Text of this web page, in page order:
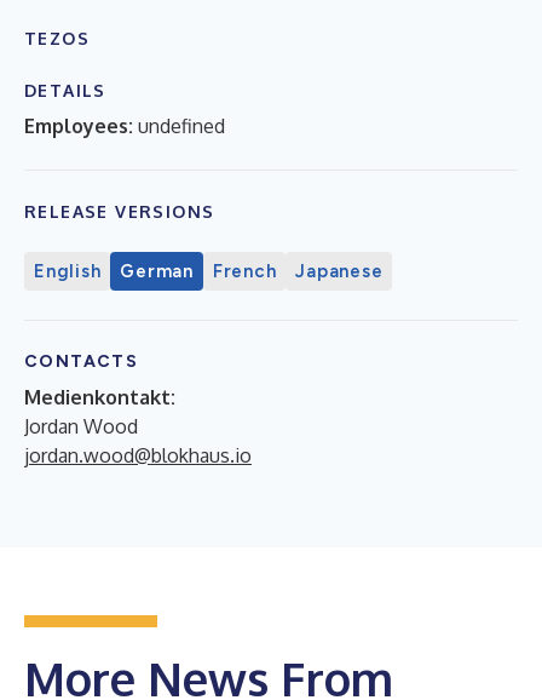
TEZOS
DETAILS
Employees: undefined
RELEASE VERSIONS
English German French Japanese
CONTACTS
Medienkontakt:
Jordan Wood
jordan.wood@blokhaus.io
More News From